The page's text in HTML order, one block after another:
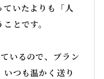
ていたよりも「人
とです。
いるので、ブラン
つも温かく送り